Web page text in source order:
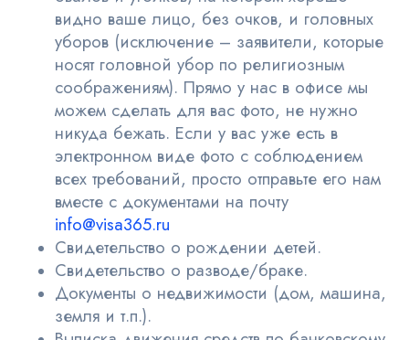
видно ваше лицо, без очков, и головных
уборов (исключение – заявители, которые
носят головной убор по религиозным
соображениям). Прямо у нас в офисе мы
можем сделать для вас фото, не нужно
никуда бежать. Если у вас уже есть в
электронном виде фото с соблюдением
всех требований, просто отправьте его нам
вместе с документами на почту
info@visa365.ru
Свидетельство о рождении детей.
Свидетельство о разводе/браке.
Документы о недвижимости (дом, машина,
земля и т.п.).